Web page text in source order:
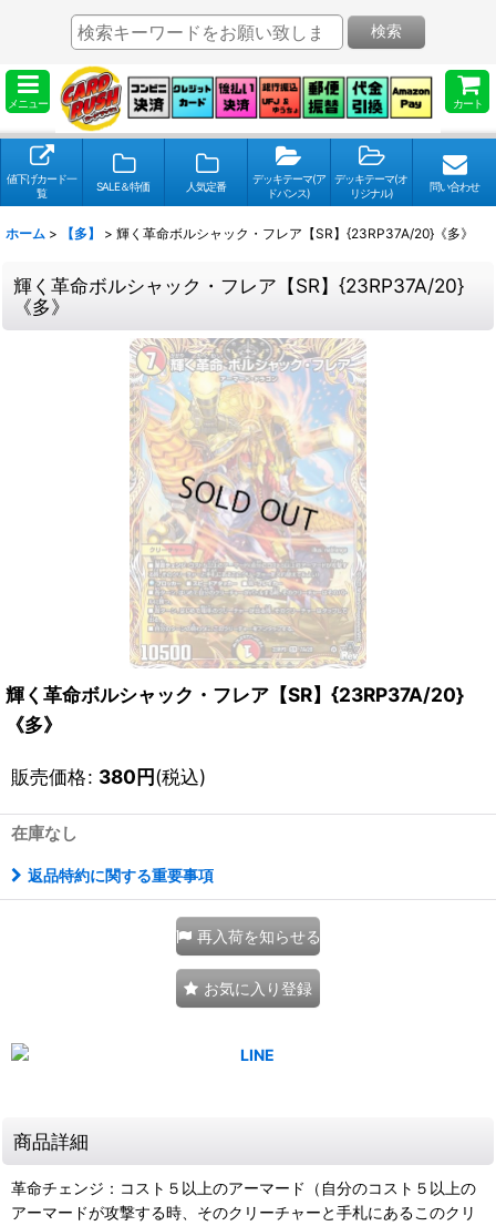
メニュー カート
検索
値下げカード一
覧
SALE＆特価 人気定番
デッキテーマ(ア
ドバンス)
デッキテーマ(オ
リジナル)
問い合わせ
ホーム > 【多】 > 輝く革命ボルシャック・フレア【SR】{23RP37A/20}《多》
輝く革命ボルシャック・フレア【SR】{23RP37A/20}
《多》
輝く革命ボルシャック・フレア【SR】{23RP37A/20}
《多》
販売価格: 380円(税込)
在庫なし
返品特約に関する重要事項
再入荷を知らせる
お気に入り登録
商品詳細
革命チェンジ：コスト５以上のアーマード（自分のコスト５以上の
アーマードが攻撃する時、そのクリーチャーと手札にあるこのクリ